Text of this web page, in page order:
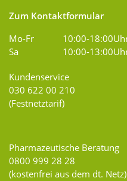
Zum Kontaktformular
Mo-Fr
10:00-
Sa
10:00-
Kundenservice
030 622 00 210
(Festnetztarif)
Pharmazeutische Beratung
0800 999 28 28
(kostenfrei aus dem dt. Netz)